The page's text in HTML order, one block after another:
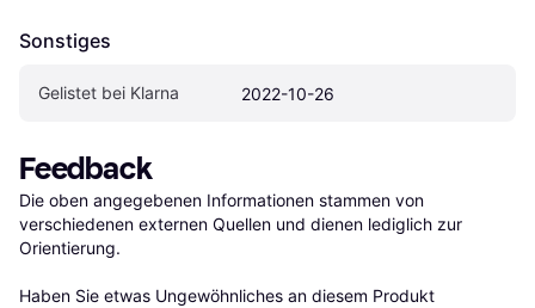
Sonstiges
Gelistet bei Klarna 2022-10-26
Feedback
Die oben angegebenen Informationen stammen von
verschiedenen externen Quellen und dienen lediglich zur
Orientierung.
Haben Sie etwas Ungewöhnliches an diesem Produkt